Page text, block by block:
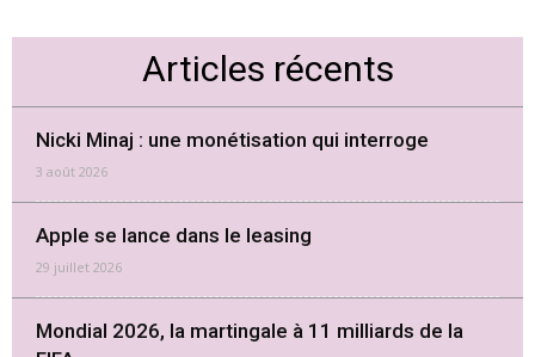
Articles récents
Nicki Minaj : une monétisation qui interroge
3 août 2026
Apple se lance dans le leasing
29 juillet 2026
Mondial 2026, la martingale à 11 milliards de la